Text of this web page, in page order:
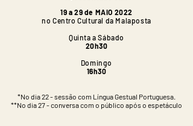
19 a 29 de MAIO 2022
no Centro Cultural da Malaposta
Quinta a Sábado
20h30
Domingo
16h30
*No dia 22 - sessão com Língua Gestual Portuguesa.
**No dia 27 - conversa com o público após o espetáculo